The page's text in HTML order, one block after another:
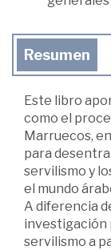
Resumen
Este libro
como el
Marruecos,
para
servilismo y
el mundo
A diferencia
investigación
servilismo a